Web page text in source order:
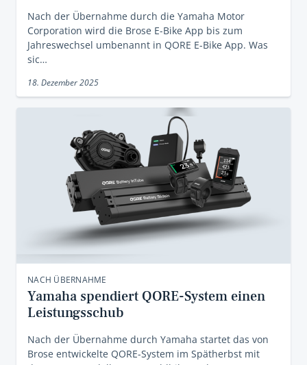
Nach der Übernahme durch die Yamaha Motor
Corporation wird die Brose E-Bike App bis zum
Jahreswechsel umbenannt in QORE E-Bike App. Was
sic…
18. Dezember 2025
NACH ÜBERNAHME
Yamaha spendiert QORE-System einen
Leistungsschub
Nach der Übernahme durch Yamaha startet das von
Brose entwickelte QORE-System im Spätherbst mit